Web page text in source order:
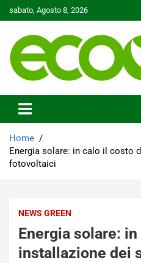
to
sabato, Agosto 8, 2026
Ecoo.it
Home
Energia solare: in calo il costo
fotovoltaici
NEWS GREEN
Energia solare:
installazione dei